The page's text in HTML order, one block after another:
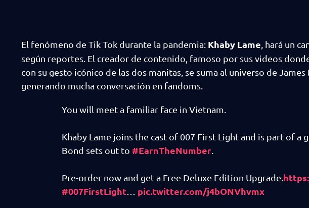
El fenómeno de Tik Tok durante la pandemia: Khaby Lame , hará un
según reportes. El creador de contenido, famoso por sus videos
con su gesto icónico de las dos manitas, se suma al universo de
generando mucha conversación en fandoms.
You will meet a familiar face in Vietnam.
Khaby Lame joins the cast of 007 First Light and is part of
Bond sets out to #EarnTheNumber
Pre-order now and get a Free Deluxe Edition Upgrade.
#007FirstLight
pic.twitter.com/j4bONVhvmx